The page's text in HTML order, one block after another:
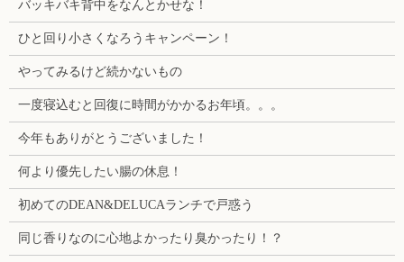
バッキバキ背中をなんとかせな！
ひと回り小さくなろうキャンペーン！
やってみるけど続かないもの
一度寝込むと回復に時間がかかるお年頃。。。
今年もありがとうございました！
何より優先したい腸の休息！
初めてのDEAN&DELUCAランチで戸惑う
同じ香りなのに心地よかったり臭かったり！？